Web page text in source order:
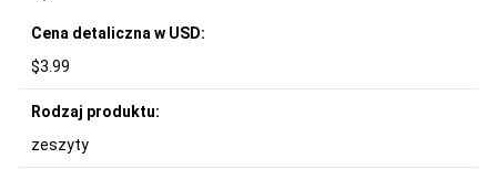
Cena detaliczna w USD:
$3.99
Rodzaj produktu:
zeszyty